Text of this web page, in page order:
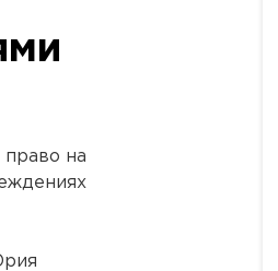
право на